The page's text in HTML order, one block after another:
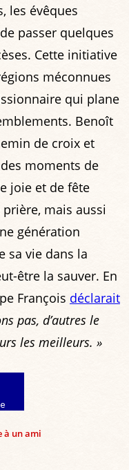
les évêques
passer quelques
Cette initiative
méconnues
qui plane
Benoît
de croix et
moments de
joie et de fête
mais aussi
génération
sa vie dans la
être la sauver. En
François déclarait
pas, d’autres le
les meilleurs. »
à un ami